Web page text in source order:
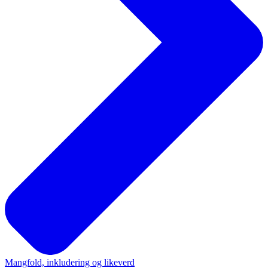
Mangfold, inkludering og likeverd